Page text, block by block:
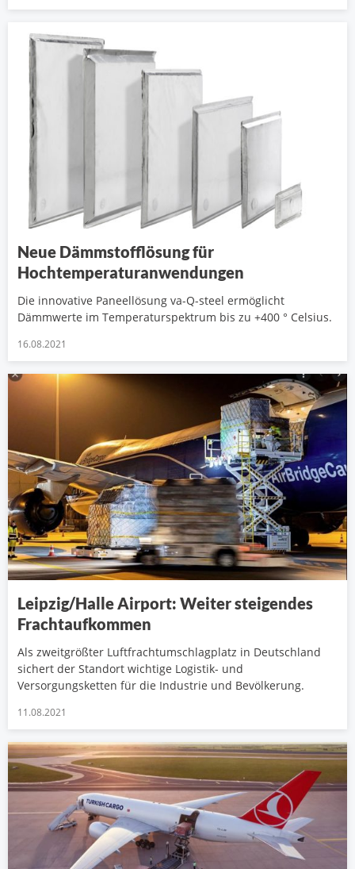
Neue Dämmstofflösung für
Hochtemperaturanwendungen
Die innovative Paneellösung va-Q-steel ermöglicht
Dämmwerte im Temperaturspektrum bis zu +400 ° Celsius.
16.08.2021
Leipzig/Halle Airport: Weiter steigendes
Frachtaufkommen
Als zweitgrößter Luftfrachtumschlagplatz in Deutschland
sichert der Standort wichtige Logistik- und
Versorgungsketten für die Industrie und Bevölkerung.
11.08.2021